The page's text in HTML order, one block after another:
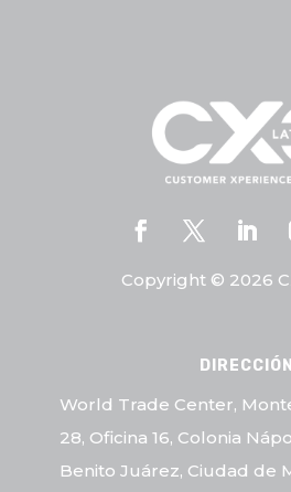
Copyright © 2026
DIRECCIÓN
World Trade Center,
28, Oficina 16, Colonia
Benito Juárez, Ciudad de